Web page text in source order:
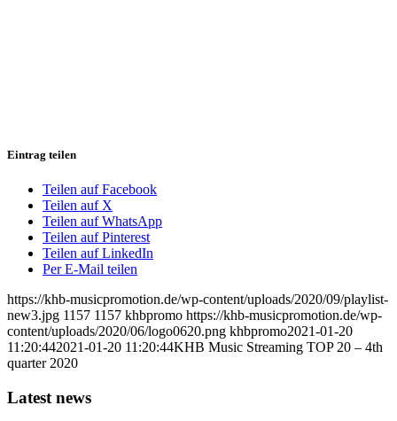
Eintrag teilen
Teilen auf Facebook
Teilen auf X
Teilen auf WhatsApp
Teilen auf Pinterest
Teilen auf LinkedIn
Per E-Mail teilen
https://khb-musicpromotion.de/wp-content/uploads/2020/09/playlist-
new3.jpg 1157 1157 khbpromo https://khb-musicpromotion.de/wp-
content/uploads/2020/06/logo0620.png khbpromo2021-01-20
11:20:442021-01-20 11:20:44KHB Music Streaming TOP 20 – 4th
quarter 2020
Latest news